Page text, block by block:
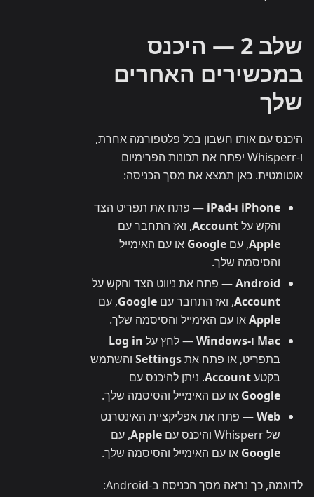
שלב 2 — היכנס
במכשירים האחרים
שלך
היכנס עם אותו חשבון בכל פלטפורמה אחרת,
ו-Whisperr יפתח את תכונות הפרימיום
אוטומטית. כאן תמצא את מסך הכניסה:
iPhone ו-iPad
— פתח את תפריט הצד
והקש עלAccount, ואז התחבר עם
Apple, עם Google או עם האימייל
והסיסמה שלך.
Android— פתח את ניווט הצד והקש על
Account, ואז התחבר עם Google, עם
Appleאו עם האימייל והסיסמה שלך.
Mac ו-Windows
— לחץ על Log in
בתפריט, או פתח אתSettings והשתמש
בקטעAccount. ניתן להיכנס עם
Google או עם האימייל והסיסמה שלך.
Web— פתח את אפליקציית האינטרנט
של Whisperr והיכנס עם
Apple, עם
Google או עם האימייל והסיסמה שלך.
לדוגמה, כך נראה מסך הכניסה ב-Android: